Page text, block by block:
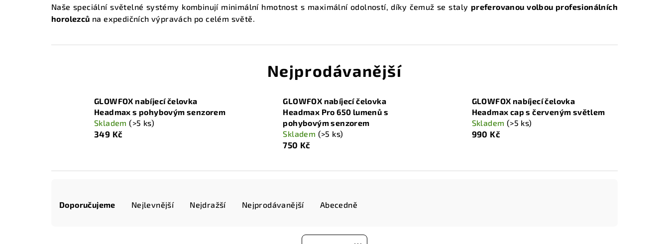
Našespeciální světelné systémy kombinují minimální hmotnost s maximální odolností, díky čemuž se staly preferovanou volbou profesionálních
horolezců naexpedičních výpravách po celém světě.
Nejprodávanější
GLOWFOX nabíjecí čelovka
Headmax s pohybovým senzorem
Skladem(>5 ks)
349 Kč
GLOWFOX nabíjecí čelovka
Headmax Pro 650 lumenů s
pohybovým senzorem
Skladem (>5 ks)
750 Kč
GLOWFOX nabíjecí čelovka
Headmax cap s červeným světlem
Skladem (>5 ks)
990 Kč
aDoporučujeme Nejlevnější Nejdražší Nejprodávanější Abecedně